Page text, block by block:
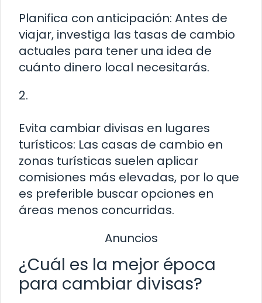
Planifica con anticipación: Antes de
viajar, investiga las tasas de cambio
actuales para tener una idea de
cuánto dinero local necesitarás.
2.
Evita cambiar divisas en lugares
turísticos: Las casas de cambio en
zonas turísticas suelen aplicar
comisiones más elevadas, por lo que
es preferible buscar opciones en
áreas menos concurridas.
Anuncios
¿Cuál es la mejor época
para cambiar divisas?